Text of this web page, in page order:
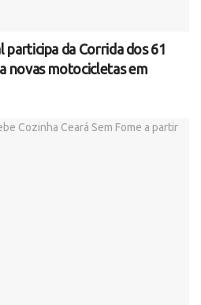
da Corrida dos 61
novas motocicletas em